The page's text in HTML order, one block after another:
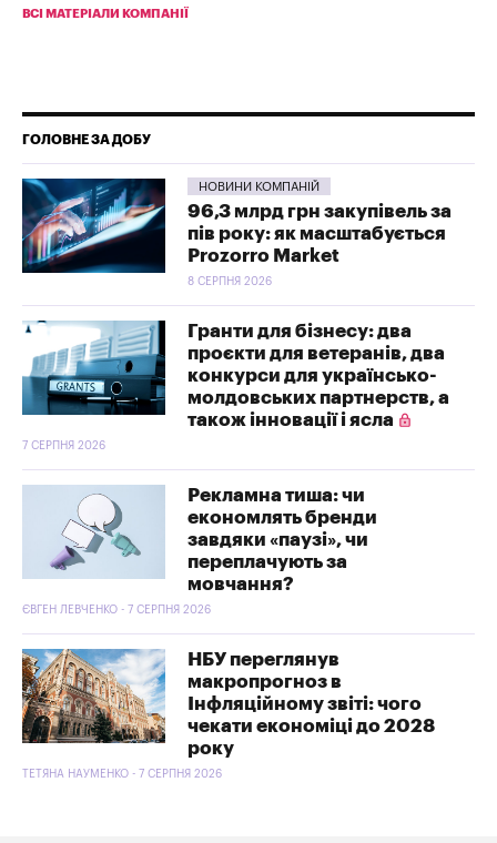
ВСІ МАТЕРІАЛИ КОМПАНІЇ
ГОЛОВНЕ ЗА ДОБУ
НОВИНИ КОМПАНІЙ
96,3 млрд грн закупівель за
пів року: як масштабується
Prozorro Market
8 СЕРПНЯ 2026
Гранти для бізнесу: два
проєкти для ветеранів, два
конкурси для українсько-
молдовських партнерств, а
також інновації і ясла
7 СЕРПНЯ 2026
Рекламна тиша: чи
економлять бренди
завдяки «паузі», чи
переплачують за
мовчання?
ЄВГЕН ЛЕВЧЕНКО - 7 СЕРПНЯ 2026
НБУ переглянув
макропрогноз в
Інфляційному звіті: чого
чекати економіці до 2028
року
ТЕТЯНА НАУМЕНКО - 7 СЕРПНЯ 2026